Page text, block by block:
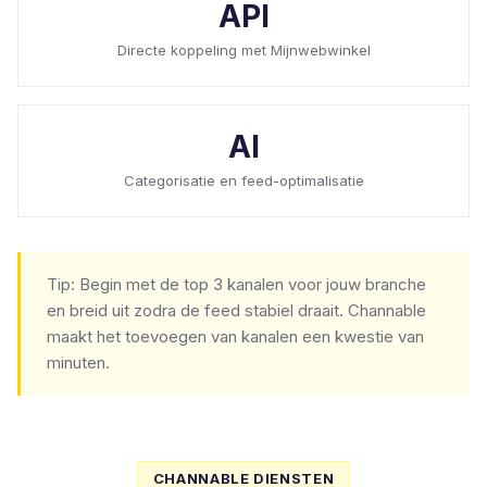
API
Directe koppeling met Mijnwebwinkel
AI
Categorisatie en feed-optimalisatie
Tip: Begin met de top 3 kanalen voor jouw branche
en breid uit zodra de feed stabiel draait. Channable
maakt het toevoegen van kanalen een kwestie van
minuten.
CHANNABLE DIENSTEN